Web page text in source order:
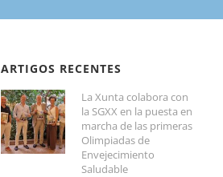
ARTIGOS RECENTES
La Xunta colabora con
la SGXX en la puesta en
marcha de las primeras
Olimpiadas de
Envejecimiento
Saludable